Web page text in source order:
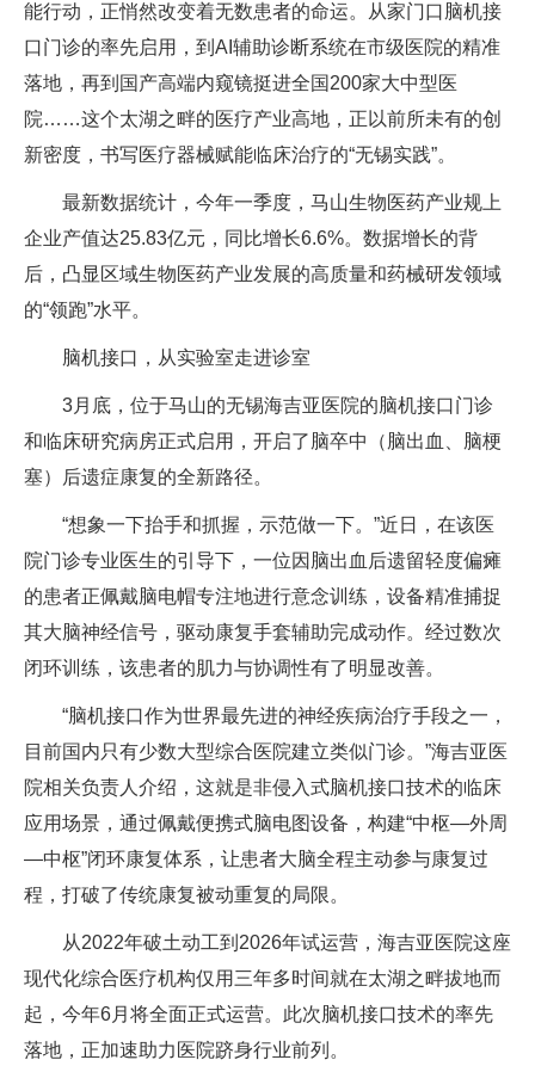
能行动，正悄然改变着无数患者的命运。从家门口脑机接
口门诊的率先启用，到AI辅助诊断系统在市级医院的精准
落地，再到国产高端内窥镜挺进全国200家大中型医
院……这个太湖之畔的医疗产业高地，正以前所未有的创
新密度，书写医疗器械赋能临床治疗的“无锡实践”。
最新数据统计，今年一季度，马山生物医药产业规上
企业产值达25.83亿元，同比增长6.6%。数据增长的背
后，凸显区域生物医药产业发展的高质量和药械研发领域
的“领跑”水平。
脑机接口，从实验室走进诊室
3月底，位于马山的无锡海吉亚医院的脑机接口门诊
和临床研究病房正式启用，开启了脑卒中（脑出血、脑梗
塞）后遗症康复的全新路径。
“想象一下抬手和抓握，示范做一下。”近日，在该医
院门诊专业医生的引导下，一位因脑出血后遗留轻度偏瘫
的患者正佩戴脑电帽专注地进行意念训练，设备精准捕捉
其大脑神经信号，驱动康复手套辅助完成动作。经过数次
闭环训练，该患者的肌力与协调性有了明显改善。
“脑机接口作为世界最先进的神经疾病治疗手段之一，
目前国内只有少数大型综合医院建立类似门诊。”海吉亚医
院相关负责人介绍，这就是非侵入式脑机接口技术的临床
应用场景，通过佩戴便携式脑电图设备，构建“中枢—外周
—中枢”闭环康复体系，让患者大脑全程主动参与康复过
程，打破了传统康复被动重复的局限。
从2022年破土动工到2026年试运营，海吉亚医院这座
现代化综合医疗机构仅用三年多时间就在太湖之畔拔地而
起，今年6月将全面正式运营。此次脑机接口技术的率先
落地，正加速助力医院跻身行业前列。